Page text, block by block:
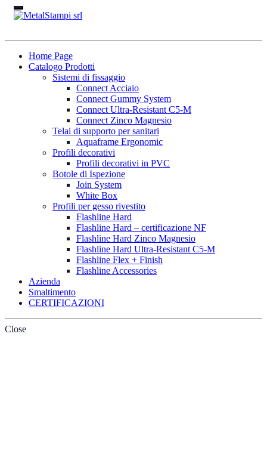
Home Page
Catalogo Prodotti
Sistemi di fissaggio
Connect Acciaio
Connect Gummy System
Connect Ultra-Resistant C5-M
Connect Zinco Magnesio
Telai di supporto per sanitari
Aquaframe Ergonomic
Profili decorativi
Profili decorativi in PVC
Botole di Ispezione
Join System
White Box
Profili per gesso rivestito
Flashline Hard
Flashline Hard – certificazione NF
Flashline Hard Zinco Magnesio
Flashline Hard Ultra-Resistant C5-M
Flashline Flex + Finish
Flashline Accessories
Azienda
Smaltimento
CERTIFICAZIONI
Close